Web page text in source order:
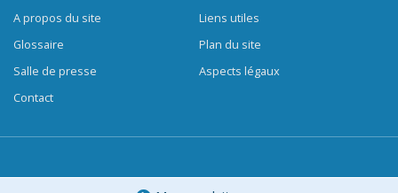
A propos du site
Glossaire
Salle de presse
Contact
Liens utiles
Plan du site
Aspects légaux